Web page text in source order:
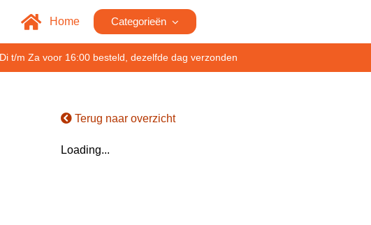
Home Categorieën
t/m Za voor 16:00 besteld, dezelfde dag verzonden
Terug naar overzicht
Loading...